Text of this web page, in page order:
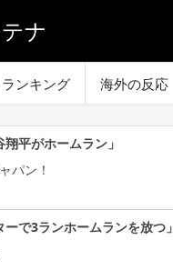
ナ
ランキング 海外の反応
平がホームラン」
パン！
で3ランホームランを放つ」